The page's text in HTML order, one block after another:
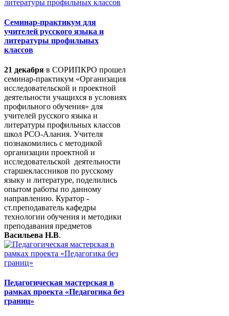
Семинар-практикум для
учителей русского языка и
литературы профильных
классов
21 декабря в СОРИПКРО прошел
семинар-практикум «Организация
исследовательской и проектной
деятельности учащихся в условиях
профильного обучения» для
учителей русского языка и
литературы профильных классов
школ РСО-Алания. Учителя
познакомились с методикой
организации проектной и
исследовательской деятельности
старшеклассников по русскому
языку и литературе, поделились
опытом работы по данному
направлению. Куратор -
ст.преподаватель кафедры
технологии обучения и методики
преподавания предметов
Васильева Н.В.
Педагогическая мастерская в
рамках проекта «Педагогика без
границ»